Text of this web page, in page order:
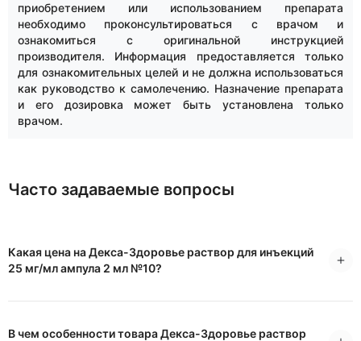
приобретением или использованием препарата
необходимо проконсультироваться с врачом и
ознакомиться с оригинальной инструкцией
производителя. Информация предоставляется только
для ознакомительных целей и не должна использоваться
как руководство к самолечению. Назначение препарата
и его дозировка может быть установлена только
врачом.
Часто задаваемые вопросы
Какая цена на Декса-Здоровье раствор для инъекций
25 мг/мл ампула 2 мл №10?
В чем особенности товара Декса-Здоровье раствор